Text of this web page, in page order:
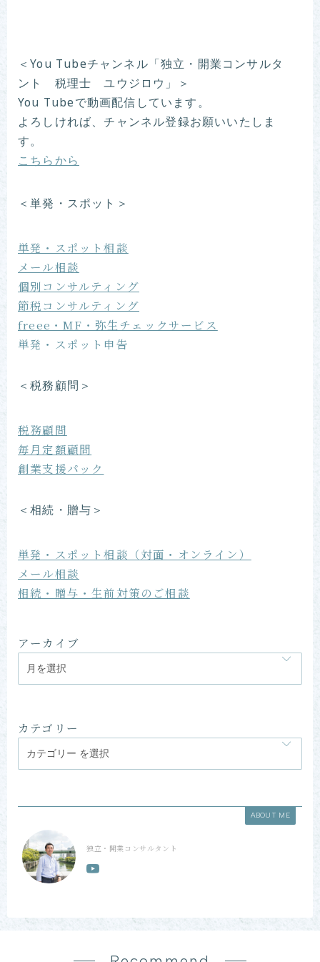
＜You Tubeチャンネル「独立・開業コンサルタ
ント 税理士 ユウジロウ」＞
You Tubeで動画配信しています。
よろしければ、チャンネル登録お願いいたしま
す。
こちらから
＜単発・スポット＞
単発・スポット相談
メール相談
個別コンサルティング
節税コンサルティング
freee・MF・弥生チェックサービス
単発・スポット申告
＜税務顧問＞
税務顧問
毎月定額顧問
創業支援パック
＜相続・贈与＞
単発・スポット相談（対面・オンライン）
メール相談
相続・贈与・生前対策のご相談
アーカイブ
カテゴリー
ABOUT ME
独立・開業コンサルタント